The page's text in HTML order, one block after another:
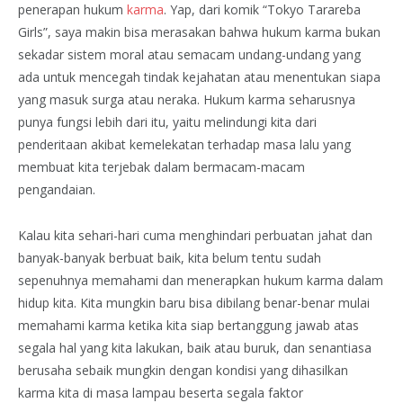
penerapan hukum karma. Yap, dari komik “Tokyo Tarareba
Girls”, saya makin bisa merasakan bahwa hukum karma bukan
sekadar sistem moral atau semacam undang-undang yang
ada untuk mencegah tindak kejahatan atau menentukan siapa
yang masuk surga atau neraka. Hukum karma seharusnya
punya fungsi lebih dari itu, yaitu melindungi kita dari
penderitaan akibat kemelekatan terhadap masa lalu yang
membuat kita terjebak dalam bermacam-macam
pengandaian.
Kalau kita sehari-hari cuma menghindari perbuatan jahat dan
banyak-banyak berbuat baik, kita belum tentu sudah
sepenuhnya memahami dan menerapkan hukum karma dalam
hidup kita. Kita mungkin baru bisa dibilang benar-benar mulai
memahami karma ketika kita siap bertanggung jawab atas
segala hal yang kita lakukan, baik atau buruk, dan senantiasa
berusaha sebaik mungkin dengan kondisi yang dihasilkan
karma kita di masa lampau beserta segala faktor